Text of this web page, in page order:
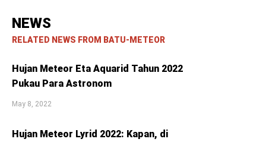
NEWS
RELATED NEWS FROM BATU-METEOR
Hujan Meteor Eta Aquarid Tahun 2022
Pukau Para Astronom
May 8, 2022
Hujan Meteor Lyrid 2022: Kapan, di